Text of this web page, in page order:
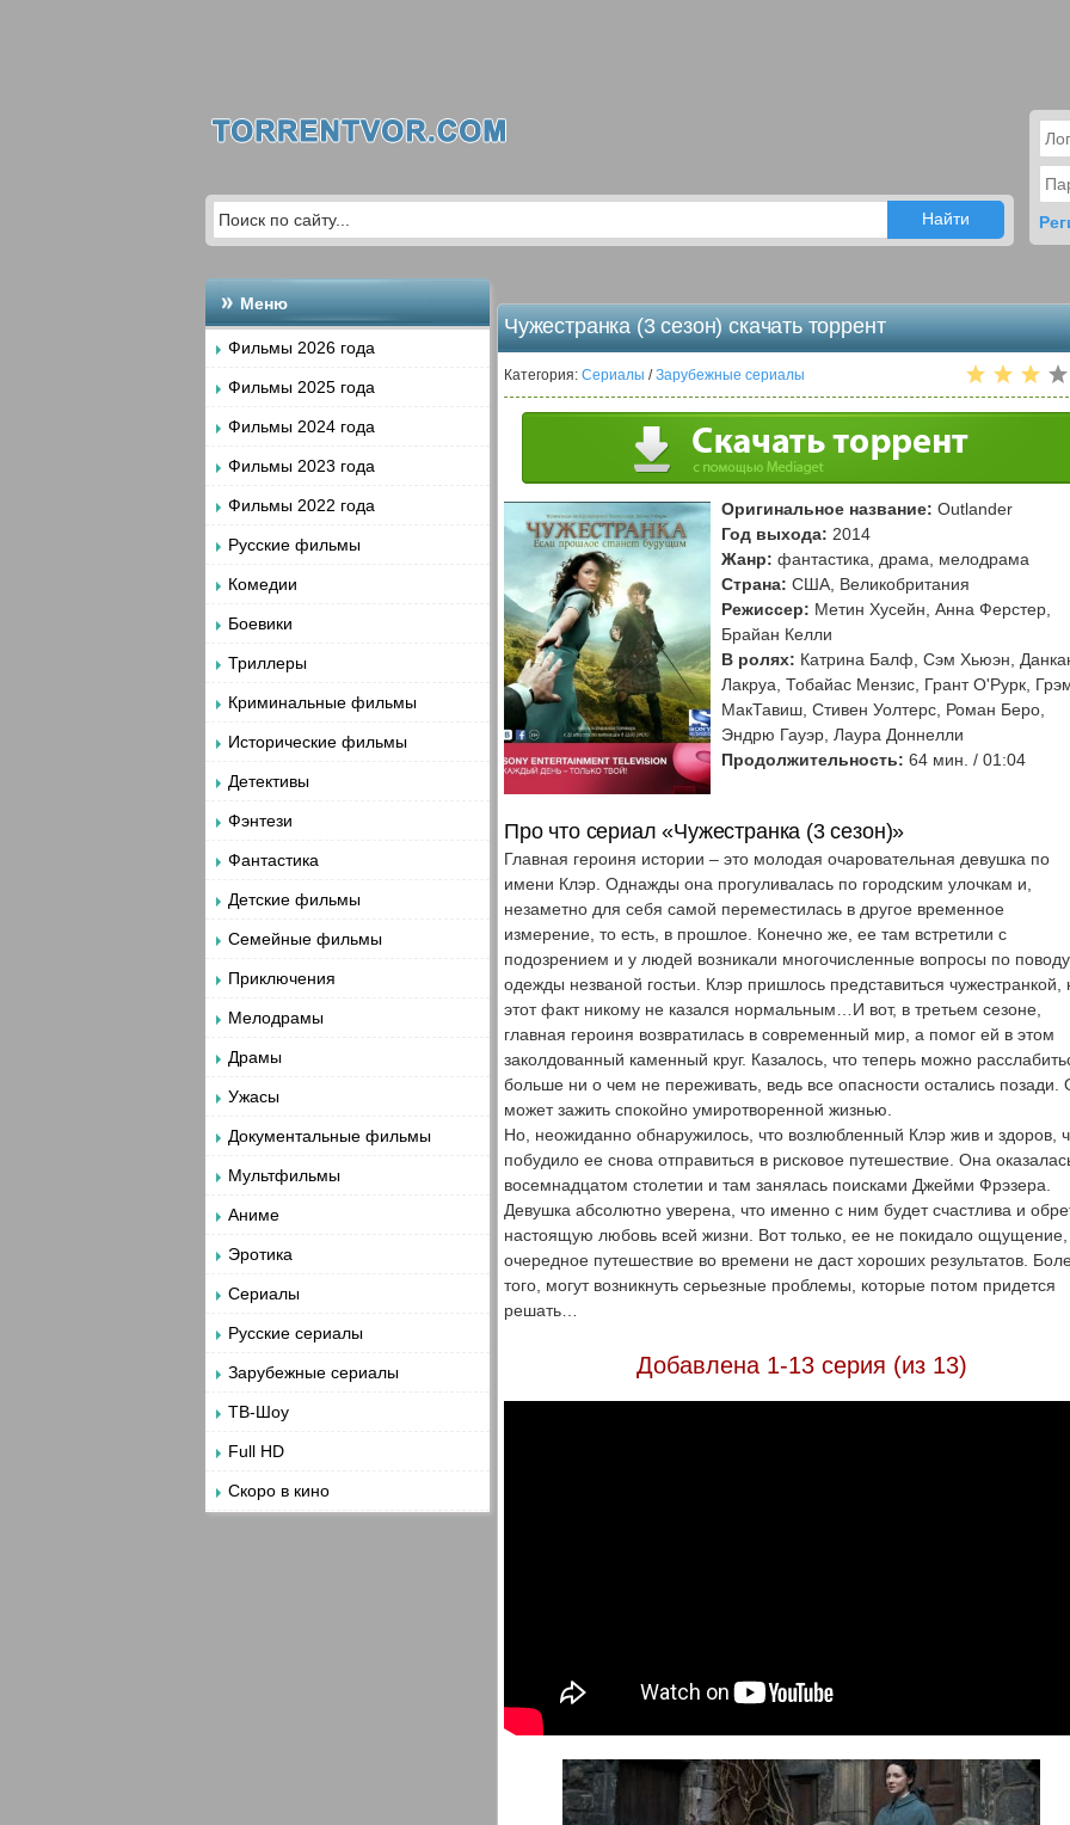
Меню
Фильмы 2026 года
Фильмы 2025 года
Фильмы 2024 года
Фильмы 2023 года
Фильмы 2022 года
Русские фильмы
Комедии
Боевики
Триллеры
Криминальные фильмы
Исторические фильмы
Детективы
Фэнтези
Фантастика
Детские фильмы
Семейные фильмы
Приключения
Мелодрамы
Драмы
Ужасы
Документальные фильмы
Мультфильмы
Аниме
Эротика
Сериалы
Русские сериалы
Зарубежные сериалы
ТВ-Шоу
Full HD
Скоро в кино
Чужестранка (3 сезон) скачать торрент
Категория: Сериалы /Зарубежные сериалы
Оригинальное название: Outlander
Год выхода: 2014
Жанр: фантастика, драма, мелодрама
Страна: США, Великобритания
Режиссер: Метин Хусейн, Анна Ферстер,
Брайан Келли
В ролях: Катрина Балф, Сэм Хьюэн,
Лакруа, Тобайас Мензис, Грант О'Рурк,
МакТавиш, Стивен Уолтерс, Роман Беро,
Эндрю Гауэр, Лаура Доннелли
Продолжительность: 64 мин. / 01:04
Про что сериал «Чужестранка (3 сезон)»
Главная героиня истории – это молодая очаровательная девушка по
имени Клэр. Однажды она прогуливалась по городским улочкам и,
незаметно для себя самой переместилась в другое временное
измерение, то есть, в прошлое. Конечно же, ее там встретили с
подозрением и у людей возникали многочисленные вопросы по поводу
одежды незваной гостьи. Клэр пришлось представиться чужестранкой,
этот факт никому не казался нормальным… И вот, в третьем сезоне,
главная героиня возвратилась в современный мир, а помог ей в этом
заколдованный каменный круг. Казалось, что теперь можно
больше ни о чем не переживать, ведь все опасности остались позади.
может зажить спокойно умиротворенной жизнью.
Но, неожиданно обнаружилось, что возлюбленный Клэр жив и здоров,
побудило ее снова отправиться в рисковое путешествие. Она
восемнадцатом столетии и там занялась поисками Джейми Фрэзера.
Девушка абсолютно уверена, что именно с ним будет счастлива и
настоящую любовь всей жизни. Вот только, ее не покидало ощущение,
очередное путешествие во времени не даст хороших результатов.
того, могут возникнуть серьезные проблемы, которые потом придется
решать…
Добавлена 1-13 серия (из 13)